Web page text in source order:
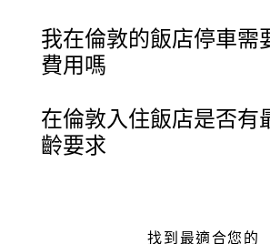
我在倫敦的飯店停車需
費用嗎
在倫敦入住飯店是否有
齡要求
找到最適合您的